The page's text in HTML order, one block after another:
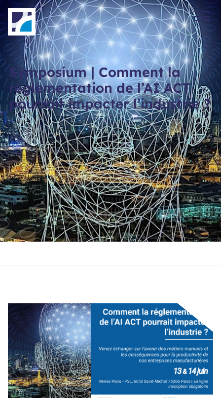
Symposium | Comment la
réglementation de l’AI ACT
pourrait impacter l’industrie ?
Panneau de gestion des cookies